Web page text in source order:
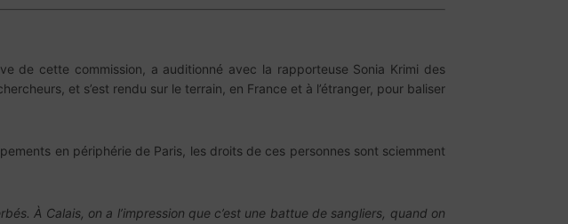
de cette commission, a auditionné avec la rapporteuse Sonia Krimi des
et s’est rendu sur le terrain, en France et à l’étranger, pour baliser
en périphérie de Paris, les droits de ces personnes sont sciemment
À Calais, on a l’impression que c’est une battue de sangliers, quand on